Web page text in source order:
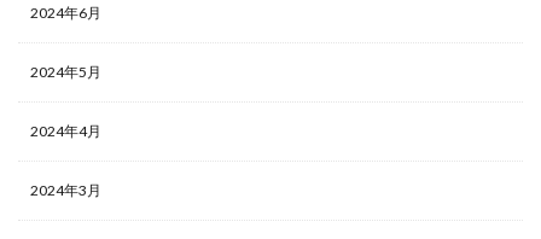
2024年6月
2024年5月
2024年4月
2024年3月